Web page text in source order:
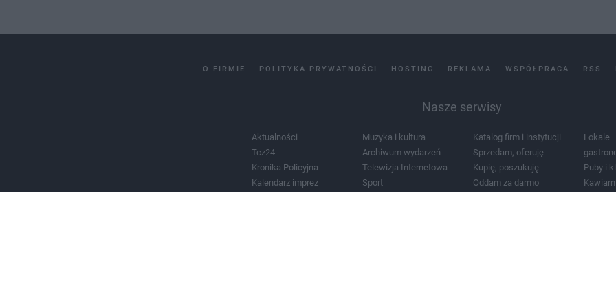
O FIRMIE POLITYKA PRYWATNOŚCI HOSTING REKLAMA WSPÓŁPRACA RSS
Nasze serwisy
Aktualności
Tcz24
Kronika Policyjna
Kalendarz imprez
Muzyka i kultura
Archiwum wydarzeń
Telewizja Internetowa
Sport
Katalog firm i instytucji
Sprzedam, oferuję
Kupię, poszukuję
Oddam za darmo
Lokale
Puby i